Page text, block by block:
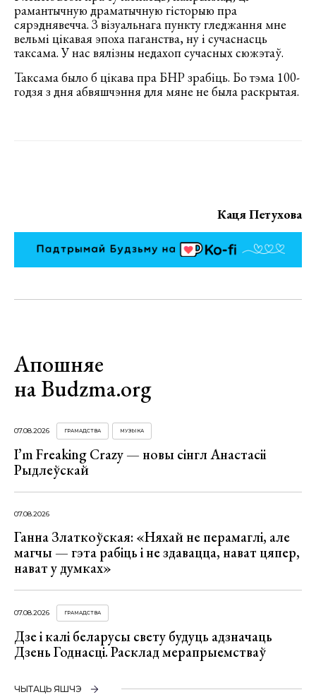
рамантычную драматычную гісторыю пра
сярэднявечча. З візуальнага пункту гледжання мне
вельмі цікавая эпоха паганства, ну і сучаснасць
таксама. У нас вялізны недахоп сучасных сюжэтаў.
Таксама было б цікава пра БНР зрабіць. Бо тэма 100-
годзя з дня абвяшчэння для мяне не была раскрытая.
Каця Петухова
Апошняе
на Budzma.org
07.08.2026 ГРАМАДСТВА МУЗЫКА
I’m Freaking Crazy — новы сінгл Анастасіі
Рыдлеўскай
07.08.2026
Ганна Златкоўская: «Няхай не перамаглі, але
магчы — гэта рабіць і не здавацца, нават цяпер,
нават у думках»
07.08.2026 ГРАМАДСТВА
Дзе і калі беларусы свету будуць адзначаць
Дзень Годнасці. Расклад мерапрыемстваў
ЧЫТАЦЬ ЯШЧЭ